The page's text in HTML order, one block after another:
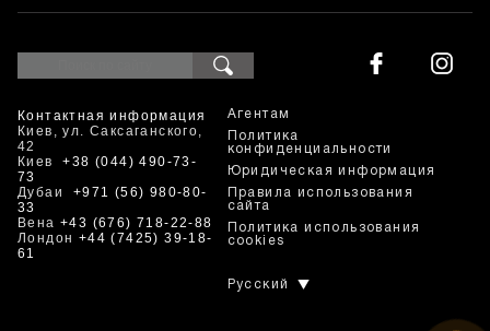
Контактная информация
Киев, ул. Саксаганского,
42
Киев+38 (044) 490-73-
73
Дубаи +971 (56) 980-80-
33
Вена +43 (676) 718-22-88
Лондон +44 (7425) 39-18-
61
Агентам
Политика
конфиденциальности
Юридическая информация
Правила использования
сайта
Политика использования
cookies
Русский